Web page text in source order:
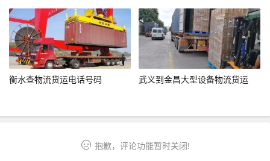
衡水查物流货运电话号码 武义到金昌大型设备物流货运
抱歉，评论功能暂时关闭!